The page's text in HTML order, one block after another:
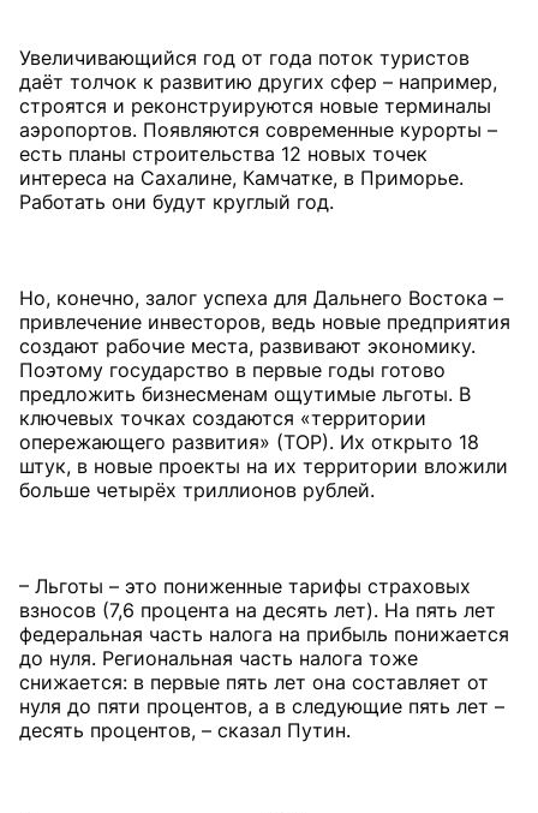
Увеличивающийся год от года поток туристов
даёт толчок к развитию других сфер – например,
строятся и реконструируются новые терминалы
аэропортов. Появляются современные курорты –
есть планы строительства 12 новых точек
интереса на Сахалине, Камчатке, в Приморье.
Работать они будут круглый год.
Но, конечно, залог успеха для Дальнего Востока –
привлечение инвесторов, ведь новые предприятия
создают рабочие места, развивают экономику.
Поэтому государство в первые годы готово
предложить бизнесменам ощутимые льготы. В
ключевых точках создаются «территории
опережающего развития» (ТОР). Их открыто 18
штук, в новые проекты на их территории вложили
больше четырёх триллионов рублей.
– Льготы – это пониженные тарифы страховых
взносов (7,6 процента на десять лет). На пять лет
федеральная часть налога на прибыль понижается
до нуля. Региональная часть налога тоже
снижается: в первые пять лет она составляет от
нуля до пяти процентов, а в следующие пять лет –
десять процентов, – сказал Путин.